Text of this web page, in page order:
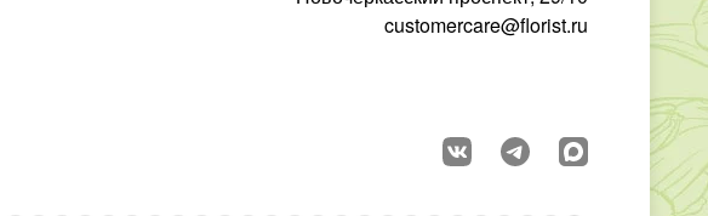
customercare@florist.ru